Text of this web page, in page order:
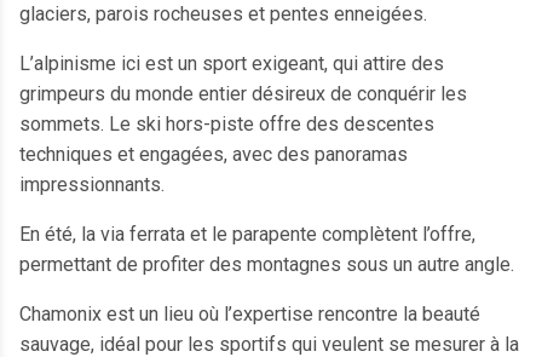
glaciers, parois rocheuses et pentes enneigées.
L’alpinisme ici est un sport exigeant, qui attire des
grimpeurs du monde entier désireux de conquérir les
sommets. Le ski hors-piste offre des descentes
techniques et engagées, avec des panoramas
impressionnants.
En été, la via ferrata et le parapente complètent l’offre,
permettant de profiter des montagnes sous un autre angle.
Chamonix est un lieu où l’expertise rencontre la beauté
sauvage, idéal pour les sportifs qui veulent se mesurer à la